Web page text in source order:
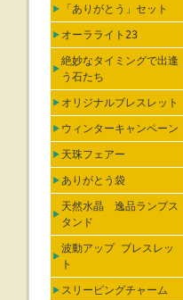
「ありがとう」セット
オーラライト23
絶妙なタイミングで出逢
う石たち
オリジナルブレスレット
ウィンターキャンペーン
天珠フェアー
ありがとう袋
天然水晶 逸品ランプス
タンド
波動アップ ブレスレッ
ト
スリーピングチャーム